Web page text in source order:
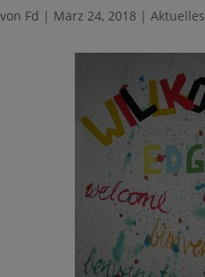
von Fd | März 24, 2018 | Aktuelles